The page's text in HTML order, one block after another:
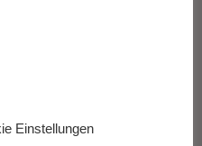
Einstellungen